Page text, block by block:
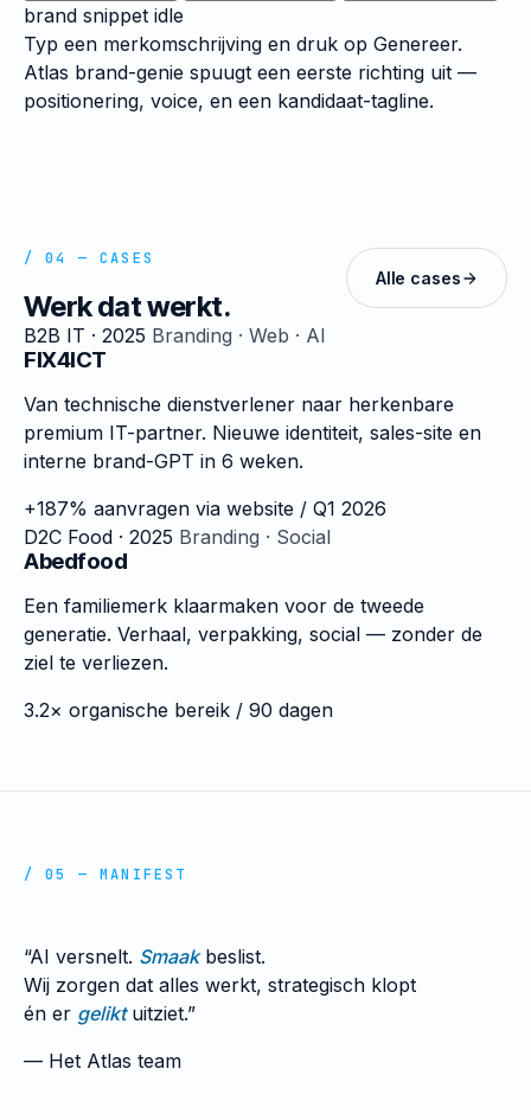
brand snippet idle
Typ een merkomschrijving en druk op Genereer.
Atlas brand-genie spuugt een eerste richting uit —
positionering, voice, en een kandidaat-tagline.
/ 04 — CASES
Werk dat werkt.
Alle cases
B2B IT · 2025 Branding · Web · AI
FIX4ICT
Van technische dienstverlener naar herkenbare
premium IT-partner. Nieuwe identiteit, sales-site en
interne brand-GPT in 6 weken.
+187% aanvragen via website / Q1 2026
D2C Food · 2025 Branding · Social
Abedfood
Een familiemerk klaarmaken voor de tweede
generatie. Verhaal, verpakking, social — zonder de
ziel te verliezen.
3.2× organische bereik / 90 dagen
/ 05 — MANIFEST
“AI versnelt. Smaakbeslist.
Wij zorgen dat alles werkt, strategisch klopt
én er geliktuitziet.”
— Het Atlas team